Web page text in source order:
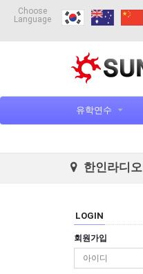
Choose
Language
유학연수
한인라디오
LOGIN
회원가입